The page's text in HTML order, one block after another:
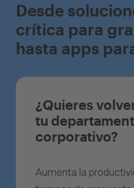
Desde
crítica para
hasta apps
¿Quieres
tu
corporativo?
Aumenta la